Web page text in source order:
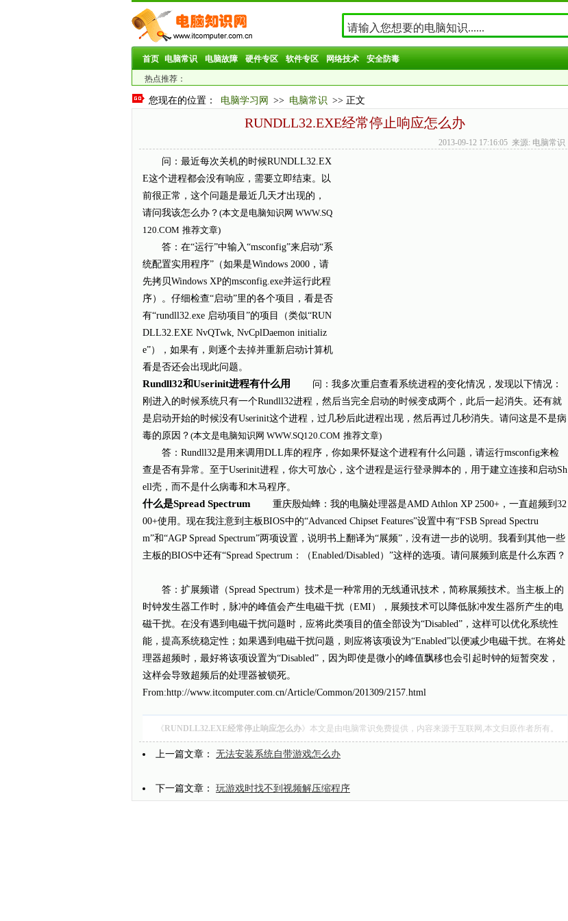
首页 电脑常识 电脑故障 硬件专区 软件专区 网络技术 安全防毒
热点推荐：
您现在的位置： 电脑学习网 >> 电脑常识 >> 正文
RUNDLL32.EXE经常停止响应怎么办
2013-09-12 17:16:05 来源: 电脑常识
问：最近每次关机的时候RUNDLL32.EX
E这个进程都会没有响应，需要立即结束。以
前很正常，这个问题是最近几天才出现的，
请问我该怎么办？ (本文是电脑知识网 WWW.SQ
120.COM 推荐文章)
答：在“运行”中输入“msconfig”来启动“系
统配置实用程序”（如果是Windows 2000，请
先拷贝Windows XP的msconfig.exe并运行此程
序）。仔细检查“启动”里的各个项目，看是否
有“rundll32.exe 启动项目”的项目（类似“RUN
DLL32.EXE NvQTwk, NvCplDaemon initializ
e”），如果有，则逐个去掉并重新启动计算机
看是否还会出现此问题。
Rundll32和Userinit进程有什么用
问：我多次重启查看系统进程的变化情况，发现以下情况：
刚进入的时候系统只有一个Rundll32进程，然后当完全启动的时候变成两个，此后一起消失。还有就
是启动开始的时候没有Userinit这个进程，过几秒后此进程出现，然后再过几秒消失。请问这是不是病
毒的原因？ (本文是电脑知识网 WWW.SQ120.COM 推荐文章)
答：Rundll32是用来调用DLL库的程序，你如果怀疑这个进程有什么问题，请运行msconfig来检
查是否有异常。至于Userinit进程，你大可放心，这个进程是运行登录脚本的，用于建立连接和启动Sh
ell壳，而不是什么病毒和木马程序。
什么是Spread Spectrum 重庆殷灿蜂：我的电脑处理器是AMD Athlon XP 2500+，一直超频到32
00+使用。现在我注意到主板BIOS中的“Advanced Chipset Features”设置中有“FSB Spread Spectru
m”和“AGP Spread Spectrum”两项设置，说明书上翻译为“展频”，没有进一步的说明。我看到其他一些
主板的BIOS中还有“Spread Spectrum：（Enabled/Disabled）”这样的选项。请问展频到底是什么东西？
答：扩展频谱（Spread Spectrum）技术是一种常用的无线通讯技术，简称展频技术。当主板上的
时钟发生器工作时，脉冲的峰值会产生电磁干扰（EMI），展频技术可以降低脉冲发生器所产生的电
磁干扰。在没有遇到电磁干扰问题时，应将此类项目的值全部设为“Disabled”，这样可以优化系统性
能，提高系统稳定性；如果遇到电磁干扰问题，则应将该项设为“Enabled”以便减少电磁干扰。在将处
理器超频时，最好将该项设置为“Disabled”，因为即使是微小的峰值飘移也会引起时钟的短暂突发，
这样会导致超频后的处理器被锁死。
From:http://www.itcomputer.com.cn/Article/Common/201309/2157.html
《 RUNDLL32.EXE经常停止响应怎么办》本文是由电脑常识免费提供，内容来源于互联网,本文归原作者所有。
上一篇文章： 无法安装系统自带游戏怎么办
下一篇文章： 玩游戏时找不到视频解压缩程序